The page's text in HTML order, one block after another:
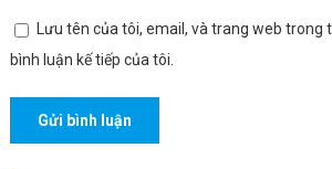
Lưu tên của tôi, email, và trang web trong
bình luận kế tiếp của tôi.